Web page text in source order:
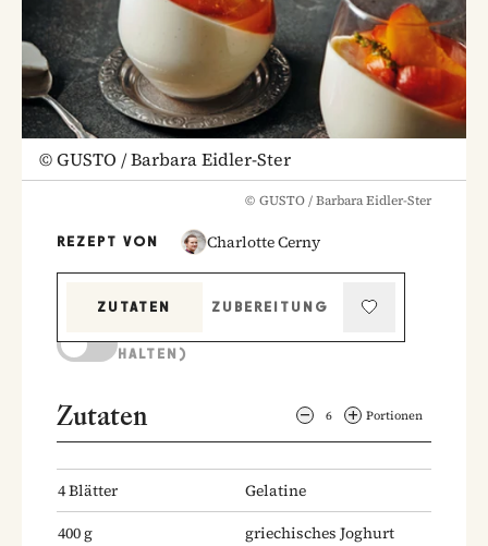
©GUSTO / Barbara Eidler-Ster
© GUSTO / Barbara Eidler-Ster
REZEPT VON Charlotte Cerny
ZUTATEN
ZUBEREITUNG
HALTEN)
Zutaten 6 Portionen
4Blätter
Gelatine
400g
griechisches Joghurt